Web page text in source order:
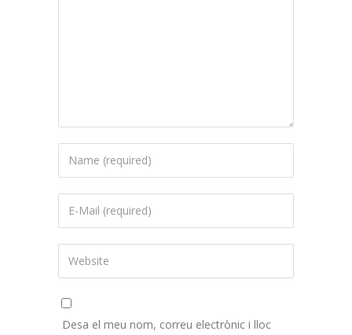
Desa el meu nom, correu electrònic i lloc